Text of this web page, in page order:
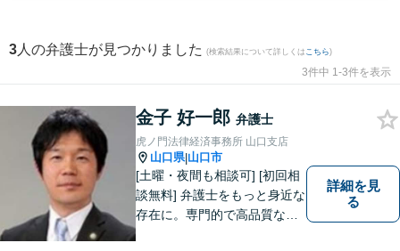
3 人の弁護士が見つかりました (検索結果について詳しくは こちら)
3件中 1-3件を表示
金子 好一郎 弁護士
虎ノ門法律経済事務所 山口支店
山口県|山口市
[土曜・夜間も相談可] [初回相
談無料] 弁護士をもっと身近な
存在に。専門的で高品質なリ
詳細を見
る